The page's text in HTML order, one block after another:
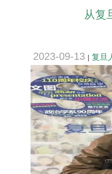
从复
2023-09-13 复旦